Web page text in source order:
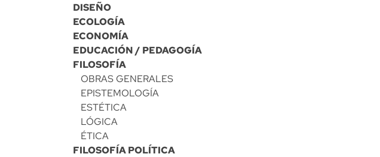
DISEÑO
ECOLOGÍA
ECONOMÍA
EDUCACIÓN / PEDAGOGÍA
FILOSOFÍA
OBRAS GENERALES
EPISTEMOLOGÍA
ESTÉTICA
LÓGICA
ÉTICA
FILOSOFÍA POLÍTICA